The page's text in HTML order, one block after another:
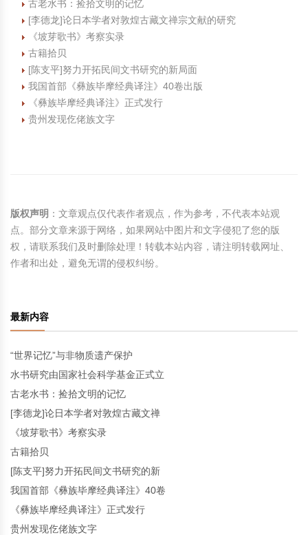
古老水书：捡拾文明的记忆
[李德龙]论日本学者对敦煌古藏文禅宗文献的研究
《坡芽歌书》考察实录
古籍拾贝
[陈支平]努力开拓民间文书研究的新局面
我国首部《彝族毕摩经典译注》40卷出版
《彝族毕摩经典译注》正式发行
贵州发现仡佬族文字
版权声明 ：文章观点仅代表作者观点，作为参考，不代表本站观
点。部分文章来源于网络，如果网站中图片和文字侵犯了您的版
权，请联系我们及时删除处理！转载本站内容，请注明转载网址、
作者和出处，避免无谓的侵权纠纷。
最新内容
“世界记忆”与非物质遗产保护
水书研究由国家社会科学基金正式立
古老水书：捡拾文明的记忆
[李德龙]论日本学者对敦煌古藏文禅
《坡芽歌书》考察实录
古籍拾贝
[陈支平]努力开拓民间文书研究的新
我国首部《彝族毕摩经典译注》40卷
《彝族毕摩经典译注》正式发行
贵州发现仡佬族文字